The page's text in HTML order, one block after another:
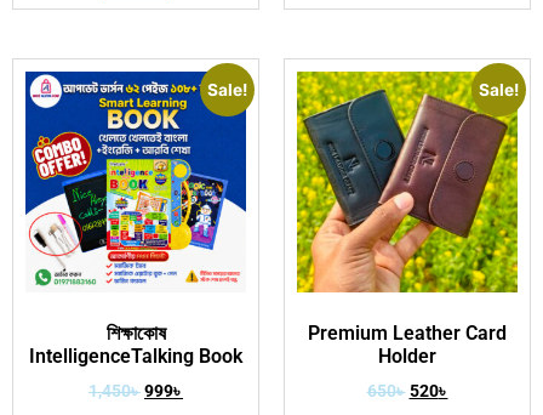
Sale!
শিক্ষাকোষ
IntelligenceTalking Book
1,450৳999৳
Sale!
Premium Leather Card
Holder
650৳ 520৳